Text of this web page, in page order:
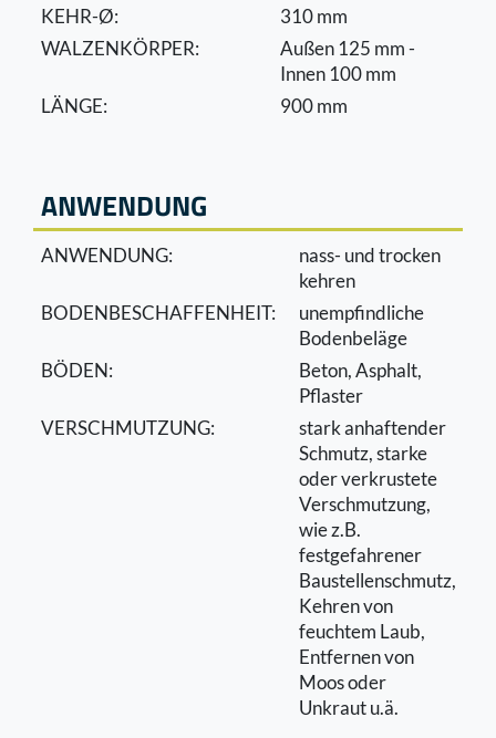
KEHR-Ø:
310 mm
WALZENKÖRPER:
Außen 125 mm -
Innen 100 mm
LÄNGE:
900 mm
ANWENDUNG
ANWENDUNG:
nass- und trocken
kehren
BODENBESCHAFFENHEIT:
unempﬁndliche
Bodenbeläge
BÖDEN:
Beton, Asphalt,
Pﬂaster
VERSCHMUTZUNG:
stark anhaftender
Schmutz, starke
oder verkrustete
Verschmutzung,
wie z.B.
festgefahrener
Baustellenschmutz,
Kehren von
feuchtem Laub,
Entfernen von
Moos oder
Unkraut u.ä.